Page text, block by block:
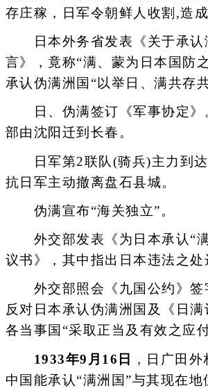
存庄稼，日军令朝鲜人收割,造成
日本外务省发表《关于承认
言》，竟称“满、蒙为日本国防
承认伪满洲国“以举日、满共存
日、伪满签订《军事协定》
部由沈阳迁到长春。
日军第2联队(骑兵)主力到达
抗日军主动撤离盘石县城。
伪满宣布“海关独立”。
外交部发表《为日本承认“满
议书》，其中指出日本违法之处
外交部照会《九国公约》签
反对日本承认伪满洲国及《日
各当事国“采取正当及有效之应付
1933年9月16日
，日广田
中国能承认“满洲国”与其现在